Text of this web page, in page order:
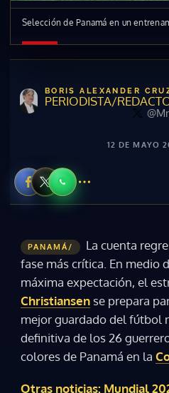
Selección de Panamá en un
BORIS ALEXANDER
PERIODISTA/
12 DE MAYO
PANAMÁ/
La cuenta
fase más crítica. En medio
máxima expectación, el
Christiansen se prepara
mejor guardado del fútbol
definitiva de los 26
colores de Panamá en la
Otras noticias: Mundial